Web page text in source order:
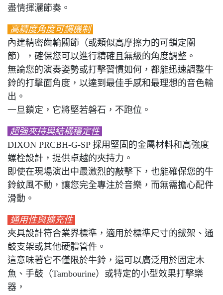
盡情揮灑節奏。
高精度角度可調機制
內建精密齒輪關節（或類似高摩擦力的可鎖定關
節），確保您可以進行精確且無級的角度調整。
無論您的演奏姿勢或打擊習慣如何，都能迅速調整牛
鈴的打擊面角度，以達到最佳手感和最理想的音色輸
出。
一旦鎖定，它將堅若磐石，不跑位。
超強夾持與結構穩定性
DIXON PRCBH-G-SP 採用堅固的金屬材料和高強度
螺栓設計，提供卓越的夾持力。
即使在現場演出中最激烈的敲擊下，也能確保您的牛
鈴紋風不動，讓您完全專注於音樂，而無需擔心配件
滑動。
通用性與擴充性
夾具設計符合業界標準，適用於標準尺寸的鈸架、通
鼓支架或其他硬體管件。
這意味著它不僅限於牛鈴，還可以廣泛用於固定木
魚、手鼓（Tambourine）或特定的小型效果打擊樂
器，